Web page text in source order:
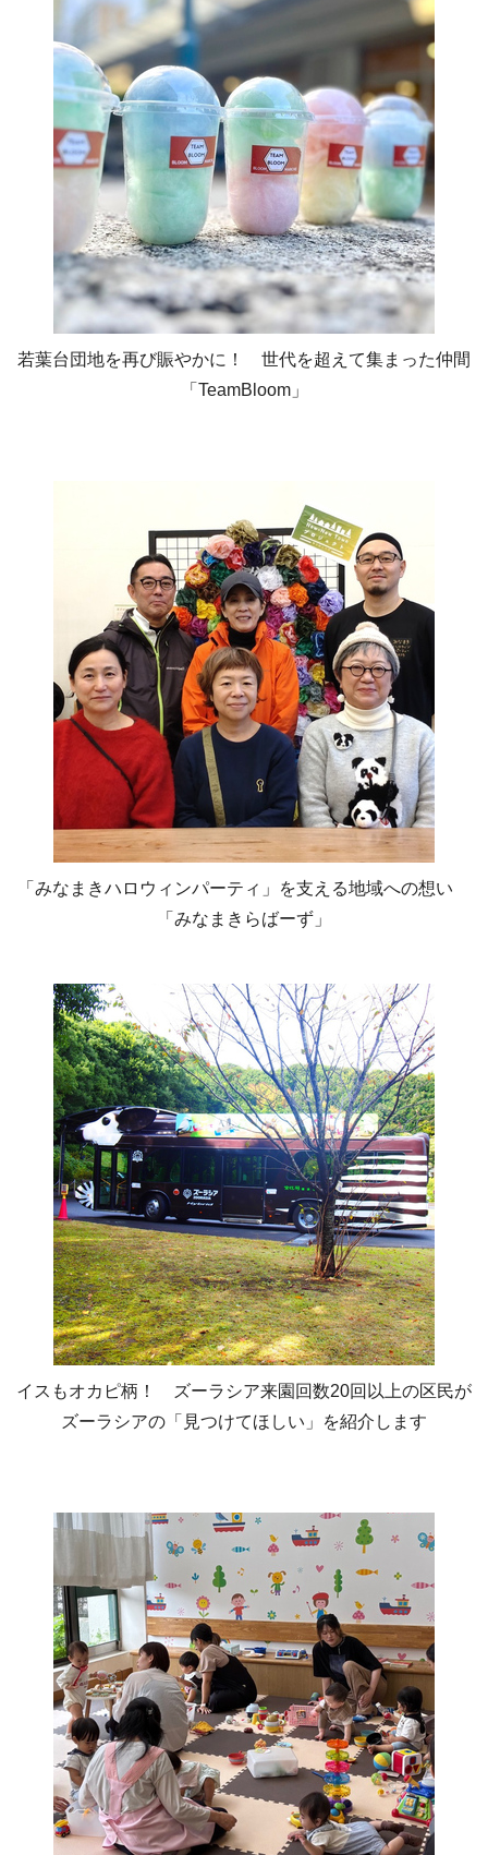
若葉台団地を再び賑やかに！ 世代を超えて集まった仲間
「TeamBloom」
「みなまきハロウィンパーティ」を支える地域への想い
「みなまきらばーず」
イスもオカピ柄！ ズーラシア来園回数20回以上の区民が
ズーラシアの「見つけてほしい」を紹介します